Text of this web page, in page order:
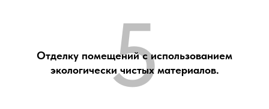
Отделку помещений с использованием
экологически чистых материалов.
5